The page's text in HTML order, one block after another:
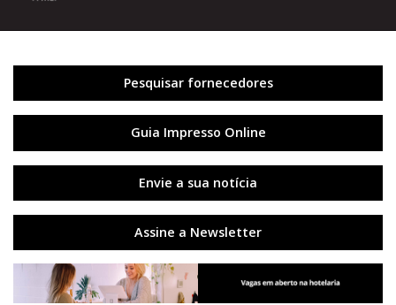
Pesquisar fornecedores
Guia Impresso Online
Envie a sua notícia
Assine a Newsletter